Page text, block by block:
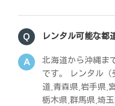
レンタル可能な都
北海道から沖縄ま
です。 レンタル
道,青森県,岩手県,
栃木県,群馬県,埼